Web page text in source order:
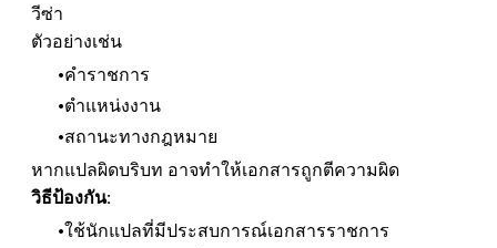
วีซ่า
ตัวอย่างเช่น
คำราชการ
ตำแหน่งงาน
สถานะทางกฎหมาย
หากแปลผิดบริบท อาจทำให้เอกสารถูกตีความผิด
วิธีป้องกัน:
ใช้นักแปลที่มีประสบการณ์เอกสารราชการ